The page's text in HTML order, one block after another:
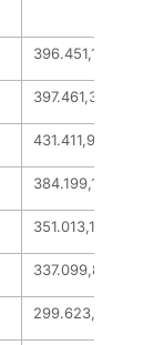
396.451,14
397.461,35
431.411,93
384.199,11
351.013,14
337.099,89
299.623,92